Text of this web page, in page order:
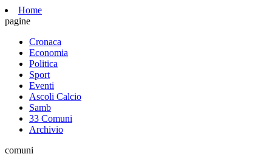
Home
pagine
Cronaca
Economia
Politica
Sport
Eventi
Ascoli Calcio
Samb
33 Comuni
Archivio
comuni